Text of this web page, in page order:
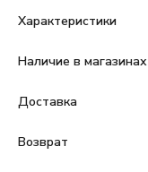
Характеристики
Наличие в магазинах
Доставка
Возврат